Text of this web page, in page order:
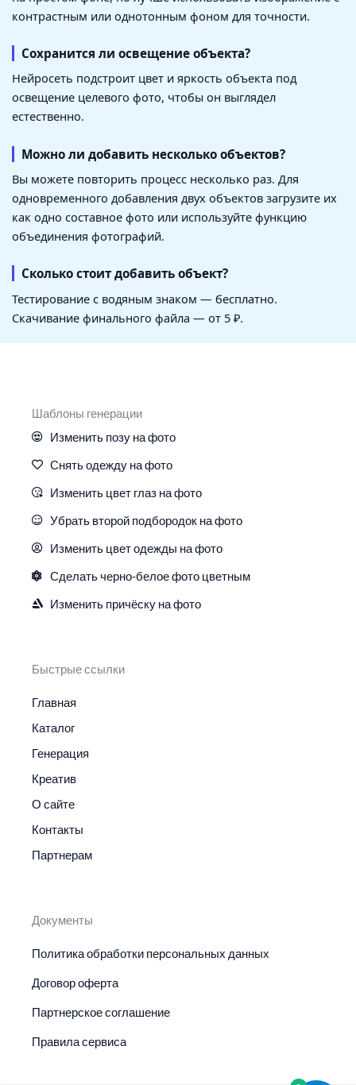
контрастным или однотонным фоном для точности.
Сохранится ли освещение объекта?
Нейросеть подстроит цвет и яркость объекта под
освещение целевого фото, чтобы он выглядел
естественно.
Можно ли добавить несколько объектов?
Вы можете повторить процесс несколько раз. Для
одновременного добавления двух объектов загрузите их
как одно составное фото или используйте функцию
объединения фотографий.
Сколько стоит добавить объект?
Тестирование с водяным знаком — бесплатно.
Скачивание финального файла — от 5 ₽.
Шаблоны генерации
Изменить позу на фото
Снять одежду на фото
Изменить цвет глаз на фото
Убрать второй подбородок на фото
Изменить цвет одежды на фото
Сделать черно-белое фото цветным
Изменить причёску на фото
Быстрые ссылки
Главная
Каталог
Генерация
Креатив
О сайте
Контакты
Партнерам
Документы
Политика обработки персональных данных
Договор оферта
Партнерское соглашение
Правила сервиса